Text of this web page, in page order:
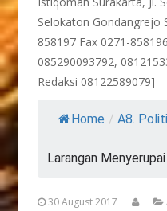
Selokaton Gondangrejo
858197 Fax 0271-
085290093792,
Redaksi 08122589079]
Home / A8.
Larangan
30 August 2017